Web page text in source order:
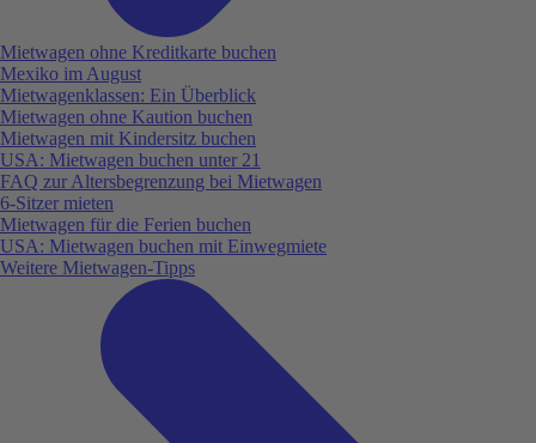
Mietwagen ohne Kreditkarte buchen
Mexiko im August
Mietwagenklassen: Ein Überblick
Mietwagen ohne Kaution buchen
Mietwagen mit Kindersitz buchen
USA: Mietwagen buchen unter 21
FAQ zur Altersbegrenzung bei Mietwagen
6-Sitzer mieten
Mietwagen für die Ferien buchen
USA: Mietwagen buchen mit Einwegmiete
Weitere Mietwagen-Tipps